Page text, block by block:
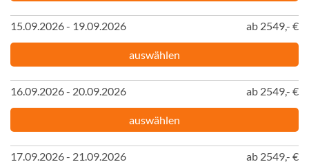
15.09.2026 - 19.09.2026 ab 2549,- €
auswählen
16.09.2026 - 20.09.2026 ab 2549,- €
auswählen
17.09.2026 - 21.09.2026 ab 2549,- €